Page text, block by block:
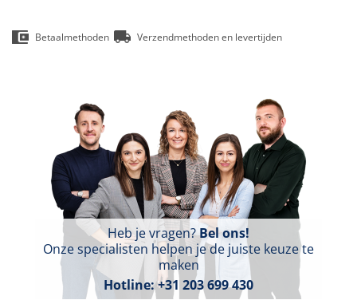
Betaalmethoden Verzendmethoden en levertijden
Heb je vragen?Bel ons!
Onze specialisten helpen je de juiste keuze te
maken
Hotline:+31 203 699 430